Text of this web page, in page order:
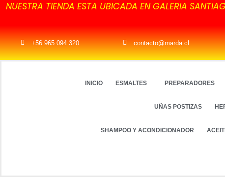
NUESTRA TIENDA ESTA UBICADA EN GALERIA
+56 965 094 320 contacto@marda.cl
INICIO ESMALTES PREPARADORES
UÑAS POSTIZAS
SHAMPOO Y ACONDICIONADOR